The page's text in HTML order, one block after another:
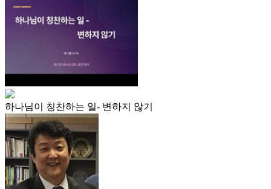
하나님이 칭찬하는 일- 변하지 않기